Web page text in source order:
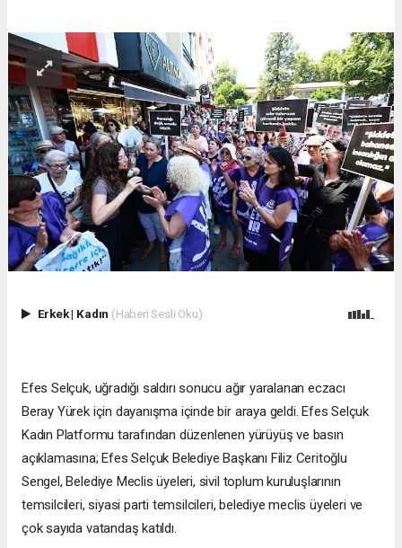
Erkek| Kadın (Haberi Sesli Oku)
Efes Selçuk, uğradığı saldırı sonucu ağır yaralanan eczacı
Beray Yürek için dayanışma içinde bir araya geldi. Efes Selçuk
Kadın Platformu tarafından düzenlenen yürüyüş ve basın
açıklamasına; Efes Selçuk Belediye Başkanı Filiz Ceritoğlu
Sengel, Belediye Meclis üyeleri, sivil toplum kuruluşlarının
temsilcileri, siyasi parti temsilcileri, belediye meclis üyeleri ve
çok sayıda vatandaş katıldı.